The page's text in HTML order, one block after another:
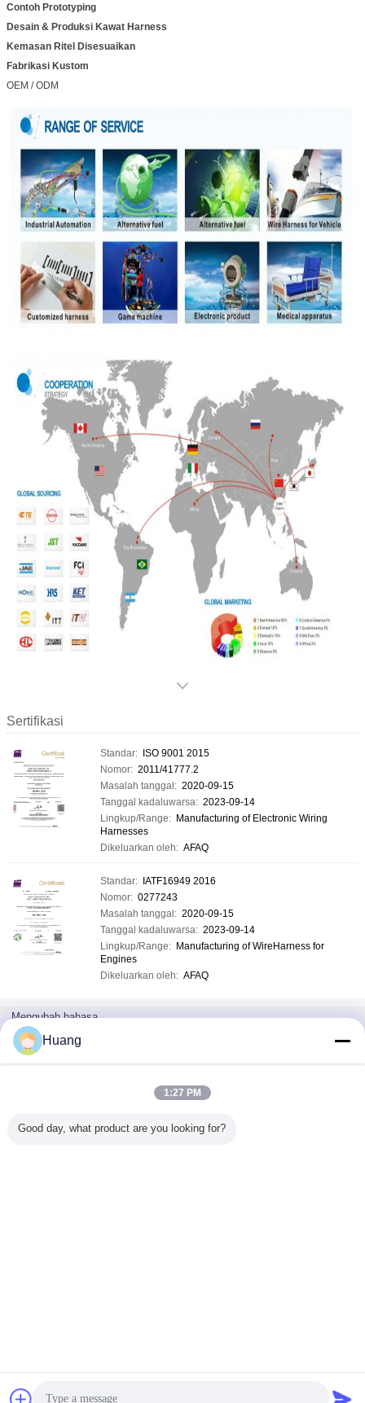
Contoh Prototyping
Desain & Produksi Kawat Harness
Kemasan Ritel Disesuaikan
Fabrikasi Kustom
OEM / ODM
Sertifikasi
Standar: ISO 9001 2015
Nomor: 2011/41777.2
Masalah tanggal: 2020-09-15
Tanggal kadaluwarsa: 2023-09-14
Lingkup/Range: Manufacturing of Electronic Wiring
Harnesses
Dikeluarkan oleh: AFAQ
Standar: IATF16949 2016
Nomor: 0277243
Masalah tanggal: 2020-09-15
Tanggal kadaluwarsa: 2023-09-14
Lingkup/Range: Manufacturing of WireHarness for
Engines
Dikeluarkan oleh: AFAQ
Mengubah bahasa
Indonesian
Tampilan desktop
Huang
1:27 PM
Good day, what product are you looking for?